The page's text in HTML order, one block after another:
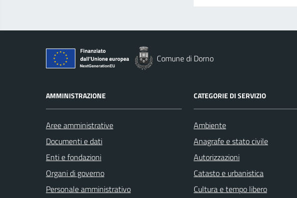
Comune di Dorno
AMMINISTRAZIONE
Aree amministrative
Documenti e dati
Enti e fondazioni
Organi di governo
Personale amministrativo
CATEGORIE DI SERVIZIO
Ambiente
Anagrafe e stato civile
Autorizzazioni
Catasto e urbanistica
Cultura e tempo libero